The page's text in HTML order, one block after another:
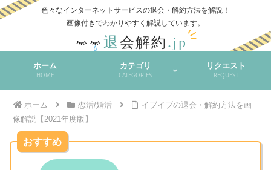
色々なインターネットサービスの退会・解約方法を解説！
ホーム
HOME
カテゴリ
CATEGORIES
リクエスト
REQUEST
ホーム 恋活/婚活
イブイブの退会・解約方法を画
像解説【2021年度版】
おすすめ